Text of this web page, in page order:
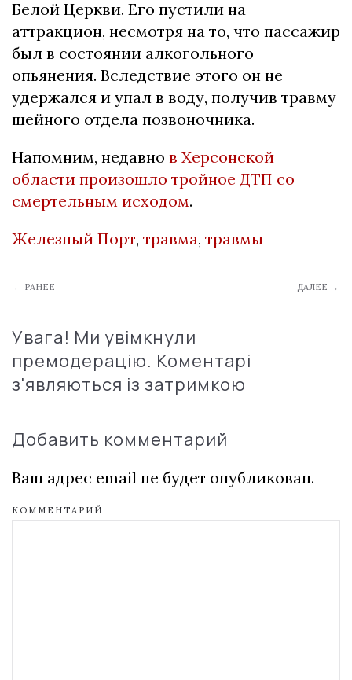
Белой Церкви. Его пустили на
аттракцион, несмотря на то, что пассажир
был в состоянии алкогольного
опьянения. Вследствие этого он не
удержался и упал в воду, получив травму
шейного отдела позвоночника.
Напомним, недавно в Херсонской
области произошло тройное ДТП со
смертельным исходом.
Железный Порт, травма, травмы
← РАНЕЕ ДАЛЕЕ →
Увага! Ми увімкнули
премодерацію. Коментарі
з'являються із затримкою
Добавить комментарий
Ваш адрес email не будет опубликован.
КОММЕНТАРИЙ